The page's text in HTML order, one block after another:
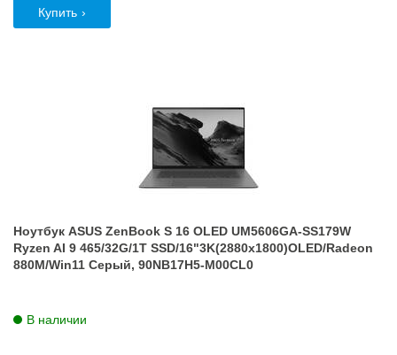
Купить
Ноутбук ASUS ZenBook S 16 OLED UM5606GA-SS179W
Ryzen AI 9 465/32G/1T SSD/16"3K(2880x1800)OLED/Radeon
880M/Win11 Серый, 90NB17H5-M00CL0
В наличии